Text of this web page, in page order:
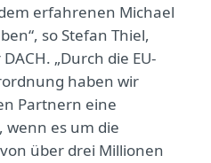
erfahrenen Michael
so Stefan Thiel,
„Durch die EU-
haben wir
Partnern eine
wenn es um die
über drei Millionen